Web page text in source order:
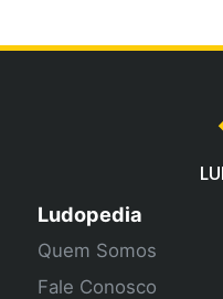
Ludopedia
Quem Somos
Fale Conosco